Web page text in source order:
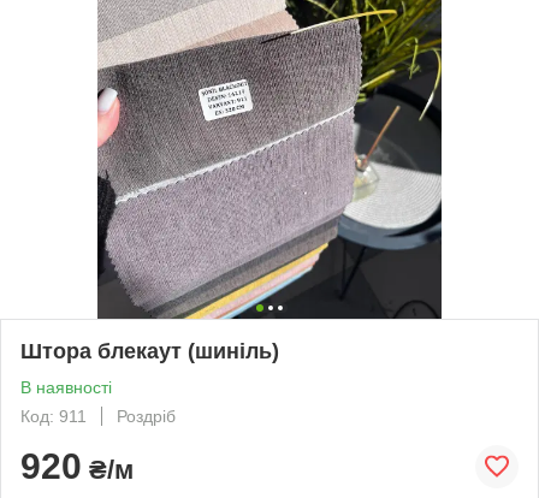
Штора блекаут (шиніль)
В наявності
Код: 911
Роздріб
920 ₴/м